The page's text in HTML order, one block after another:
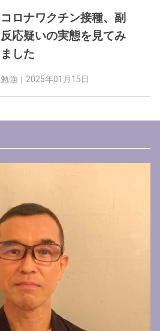
コロナワクチン接種、副
反応疑いの実態を見てみ
ました
勉強｜2025年01月15日